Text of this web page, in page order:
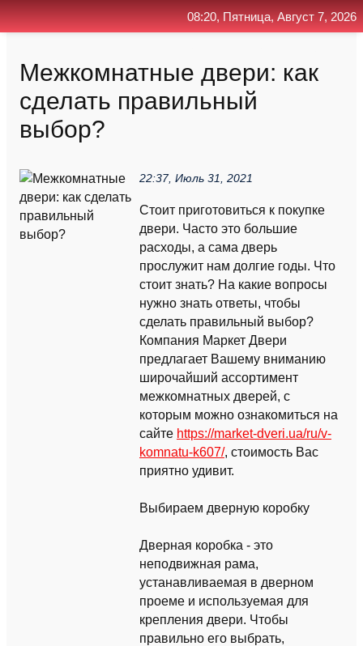
Межкомнатные двери: как
сделать правильный
выбор?
22:37, Июль 31, 2021
Стоит приготовиться к покупке
двери. Часто это большие
расходы, а сама дверь
прослужит нам долгие годы. Что
стоит знать? На какие вопросы
нужно знать ответы, чтобы
сделать правильный выбор?
Компания Маркет Двери
предлагает Вашему вниманию
широчайший ассортимент
межкомнатных дверей, с
которым можно ознакомиться на
сайте https://market-dveri.ua/ru/v-
komnatu-k607/, стоимость Вас
приятно удивит.
Выбираем дверную коробку
Дверная коробка - это
неподвижная рама,
устанавливаемая в дверном
проеме и используемая для
крепления двери. Чтобы
правильно его выбрать,
08:20, Пятница, Август 7, 2026